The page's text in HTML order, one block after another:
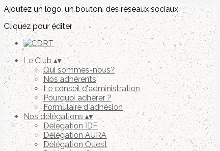
Ajoutez un logo, un bouton, des réseaux sociaux
Cliquez pour éditer
Le Club▴▾
Qui sommes-nous?
Nos adhérents
Le conseil d'administration
Pourquoi adhérer ?
Formulaire d'adhésion
Nos délégations▴▾
Délégation IDF
Délégation AURA
Délégation Ouest